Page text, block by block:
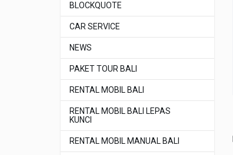
BLOCKQUOTE
CAR SERVICE
NEWS
PAKET TOUR BALI
RENTAL MOBIL BALI
RENTAL MOBIL BALI LEPAS
KUNCI
RENTAL MOBIL MANUAL BALI